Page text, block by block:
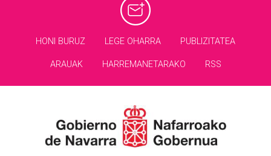
HONI BURUZ LEGE OHARRA PUBLIZITATEA
ARAUAK HARREMANETARAKO RSS